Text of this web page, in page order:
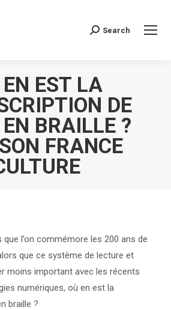
Recherche
Search
EST LA
DE
BRAILLE ?
FRANCE
l’on commémore les 200 ans de
que ce système de lecture et
moins important avec les récents
numériques, où en est la
braille ?